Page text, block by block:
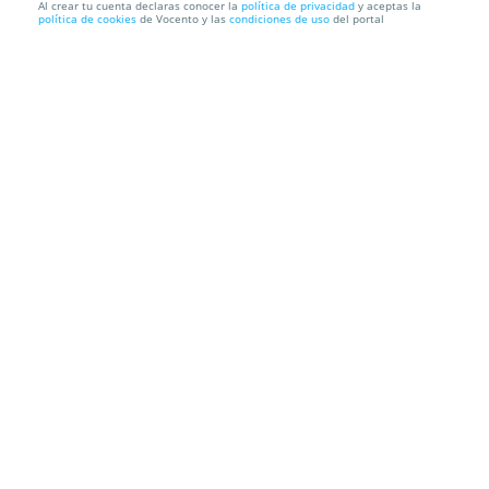
Curso online Auditor interno de la norma ISO 45001
Al crear tu cuenta declaras conocer la política de privacidad y aceptas la
política de cookies de Vocento y las condiciones de uso del portal